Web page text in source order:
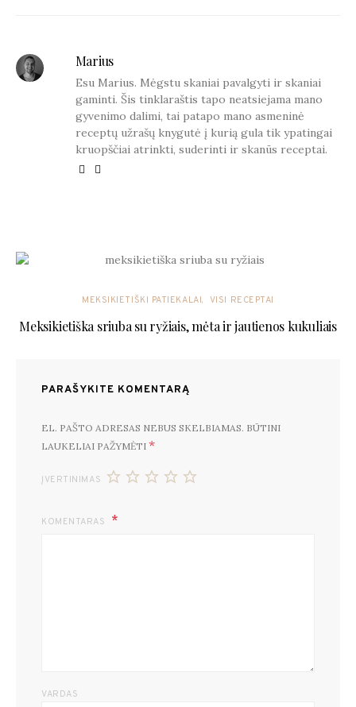
Marius
Esu Marius. Mėgstu skaniai pavalgyti ir skaniai
gaminti. Šis tinklaraštis tapo neatsiejama mano
gyvenimo dalimi, tai patapo mano asmeninė
receptų užrašų knygutė į kurią gula tik ypatingai
kruopščiai atrinkti, suderinti ir skanūs receptai.
MEKSIKIETIŠKI PATIEKALAI VISI RECEPTAI
Meksikietiška sriuba su ryžiais, mėta ir jautienos kukuliais
PARAŠYKITE KOMENTARĄ
EL. PAŠTO ADRESAS NEBUS SKELBIAMAS. BŪTINI
LAUKELIAI PAŽYMĖTI *
ĮVERTINIMAS
KOMENTARAS
VARDAS